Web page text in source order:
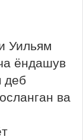
Уильям
ёндашув
деб
ва